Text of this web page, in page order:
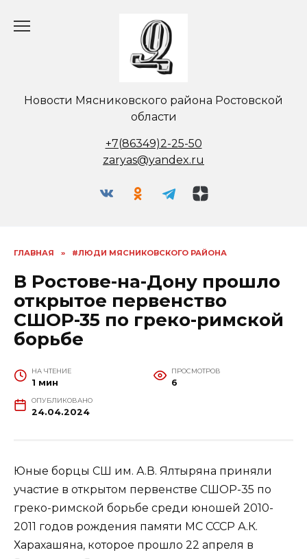
Новости Мясниковского района Ростовской
области
+7(86349)2-25-50
zaryas@yandex.ru
ГЛАВНАЯ » #ЛЮДИ МЯСНИКОВСКОГО РАЙОНА
В Ростове-на-Дону прошло
открытое первенство
СШОР-35 по греко-римской
борьбе
НА ЧТЕНИЕ
1 мин
ПРОСМОТРОВ
6
ОПУБЛИКОВАНО
24.04.2024
Юные борцы СШ им. А.В. Ялтыряна приняли
участие в открытом первенстве СШОР-35 по
греко-римской борьбе среди юношей 2010-
2011 годов рождения памяти МС СССР А.К.
Харахашяна, которое прошло 22 апреля в